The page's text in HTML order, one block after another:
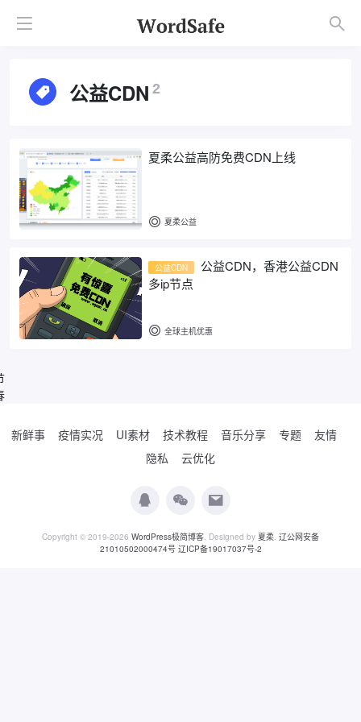
公益CDN 2
夏柔公益高防免费CDN上线
夏柔公益
公益CDN
公益CDN，香港公益CDN
多ip节点
全球主机优惠
新鲜事 疫情实况 UI素材 技术教程 音乐分享 专题
友情
隐私
云优化
Copyright © 2019-2026 WordPress极简博客 . Designed by 夏柔 辽公网安备
21010502000474号 辽ICP备19017037号-2